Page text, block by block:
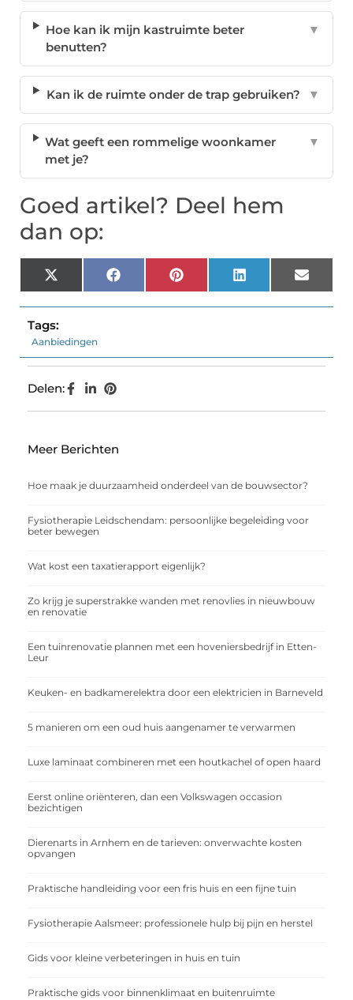
Hoe kan ik mijn kastruimte beter
benutten?
▼
Kan ik de ruimte onder de trap gebruiken? ▼
Wat geeft een rommelige woonkamer
met je?
▼
Goed artikel? Deel hem
dan op:
X
(Twitter)
FacebookPinterest LinkedIn Email
Tags:
Aanbiedingen
Delen:
Meer Berichten
Hoe maak je duurzaamheid onderdeel van de bouwsector?
Fysiotherapie Leidschendam: persoonlijke begeleiding voor
beter bewegen
Wat kost een taxatierapport eigenlijk?
Zo krijg je superstrakke wanden met renovlies in nieuwbouw
en renovatie
Een tuinrenovatie plannen met een hoveniersbedrijf in Etten-
Leur
Keuken- en badkamerelektra door een elektricien in Barneveld
5 manieren om een oud huis aangenamer te verwarmen
Luxe laminaat combineren met een houtkachel of open haard
Eerst online oriënteren, dan een Volkswagen occasion
bezichtigen
Dierenarts in Arnhem en de tarieven: onverwachte kosten
opvangen
Praktische handleiding voor een fris huis en een fijne tuin
Fysiotherapie Aalsmeer: professionele hulp bij pijn en herstel
Gids voor kleine verbeteringen in huis en tuin
Praktische gids voor binnenklimaat en buitenruimte